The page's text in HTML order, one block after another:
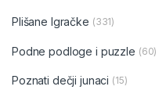
Plišane Igračke (331)
Podne podloge i puzzle (60)
Poznati dečji junaci (15)